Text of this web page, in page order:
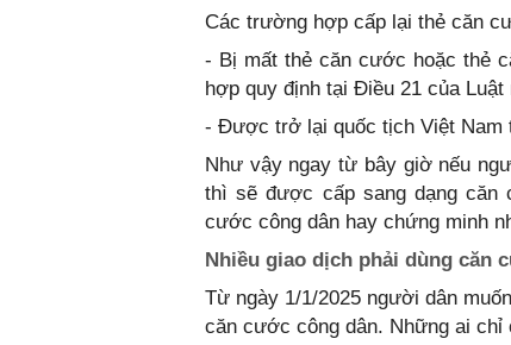
Các trường hợp cấp lại thẻ căn
- Bị mất thẻ căn cước hoặc thẻ
hợp quy định tại Điều 21 của Luật
- Được trở lại quốc tịch Việt Nam
Như vậy ngay từ bây giờ nếu
thì sẽ được cấp sang dạng
cước công dân hay chứng minh
Nhiều giao dịch phải dùng căn
Từ ngày 1/1/2025 người dân
căn cước công dân. Những ai chỉ